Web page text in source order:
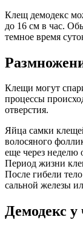
Клещ демодекс
до 16 см в час.
темное время
Клещи могут
процессы
отверстия.
Яйца самки
волосяного
еще через неделю
Период жизни
После гибели
сальной железы
Демодекс у